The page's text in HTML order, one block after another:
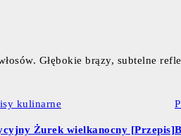
Głębokie brązy, subtelne
kulinarne
Żurek wielkanocny [Przepis]